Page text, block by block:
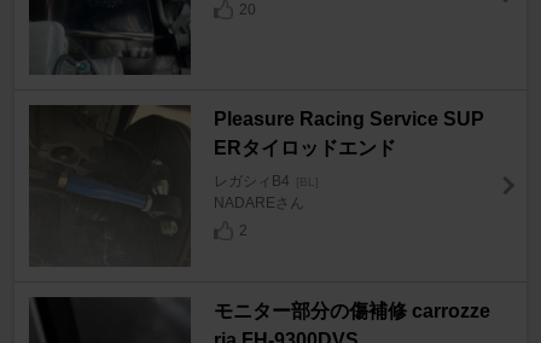
20
Pleasure Racing Service SUP
ERタイロッドエンド
レガシィB4 [BL]
NADAREさん
2
モニター部分の傷補修 carrozze